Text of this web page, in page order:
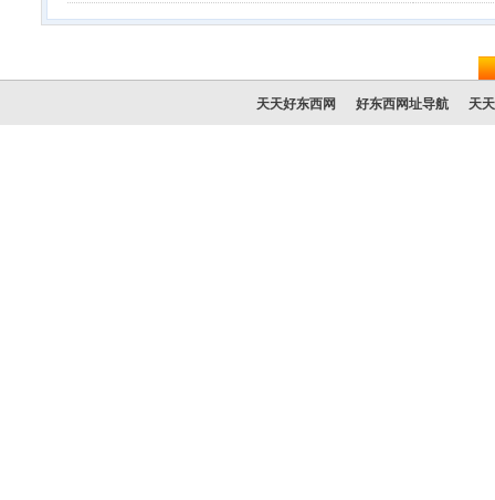
天天好东西网 好东西网址导航 天